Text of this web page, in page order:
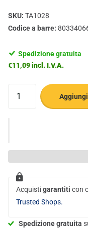
SKU: TA1028
Codice a barre:
Spedizione gratuita
€11,09 incl. I.V.A.
Acquistigarantiti con
Trusted Shops.
Spedizione gratuita